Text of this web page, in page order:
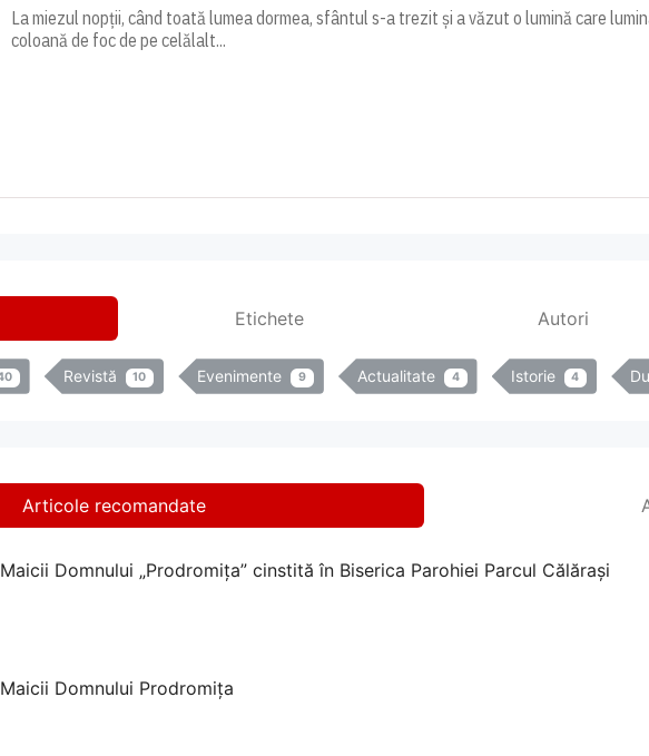
La miezul nopții, când toată lumea dormea, sfântul s-a trezit și a văzut o lumină care
coloană de foc de pe celălalt...
Etichete Autori
Revistă 10 Evenimente 9 Actualitate 4 Istorie 4
Articole recomandate
Domnului „Prodromița” cinstită în Biserica Parohiei Parcul Călărași
Domnului Prodromița